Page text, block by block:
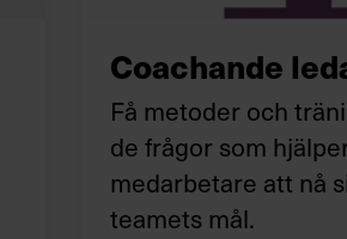
Coachande
Få metoder och
de frågor som
medarbetare att nå
teamets mål.